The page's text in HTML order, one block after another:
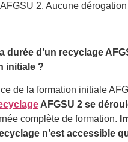
AFGSU 2. Aucune
durée d’un recyclage
initiale ?
de la formation initiale
AFGSU 2 se
complète de formation.
n’est accessible